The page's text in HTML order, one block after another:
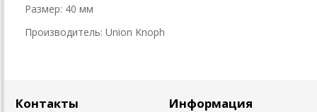
Размер: 40 мм
Производитель: Union Knoph
Контакты Информация